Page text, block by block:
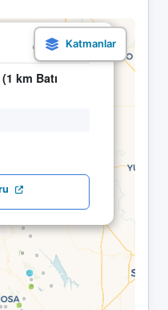
01.05 21:30
km Batı
×